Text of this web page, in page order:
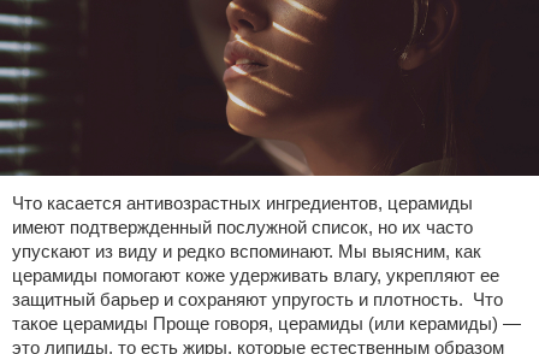
Что касается антивозрастных ингредиентов, церамиды
имеют подтвержденный послужной список, но их часто
упускают из виду и редко вспоминают. Мы выясним, как
церамиды помогают коже удерживать влагу, укрепляют ее
защитный барьер и сохраняют упругость и плотность. Что
такое церамиды Проще говоря, церамиды (или керамиды) —
это липиды, то есть жиры, которые естественным образом